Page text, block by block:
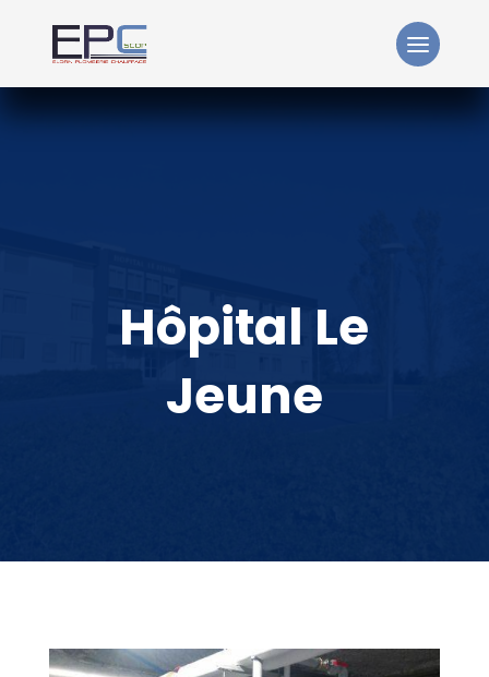
Hôpital Le
Jeune